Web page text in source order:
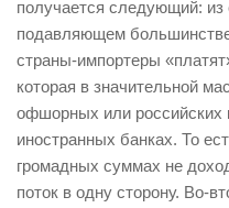
получается следующий:
подавляющем
страны-импортеры
которая в значительной
офшорных или российских
иностранных банках. То
громадных суммах не
поток в одну сторону. Во-